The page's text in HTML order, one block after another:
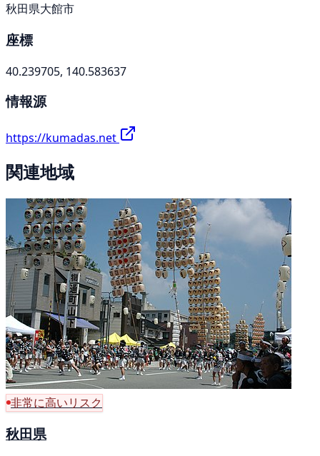
秋田県大館市
座標
40.239705, 140.583637
情報源
https://kumadas.net
関連地域
非常に高いリスク
秋田県